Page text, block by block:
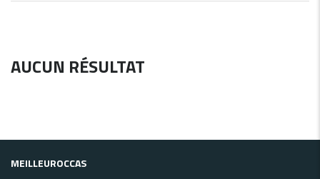
AUCUN RÉSULTAT
MEILLEUROCCAS